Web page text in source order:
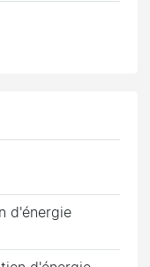
d'énergie